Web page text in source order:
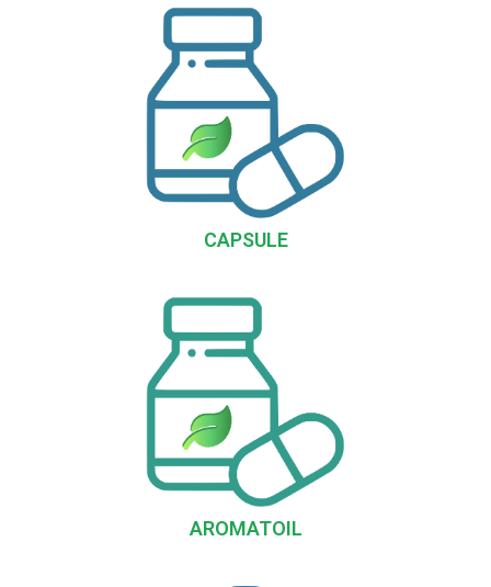
CAPSULE
AROMATOIL